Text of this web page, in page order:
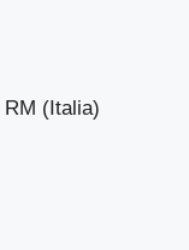
(Italia)